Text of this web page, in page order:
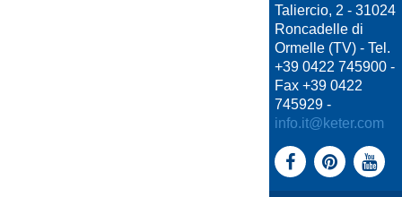
Taliercio, 2 - 31024
Roncadelle di
Ormelle (TV) - Tel.
+39 0422 745900 -
Fax +39 0422
745929 -
info.it@keter.com